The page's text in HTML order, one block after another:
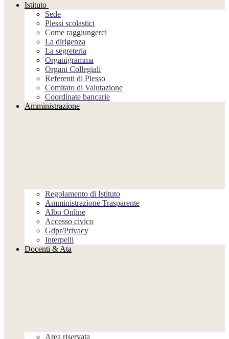
Istituto
Sede
Plessi scolastici
Come raggiungerci
La dirigenza
La segreteria
Organigramma
Organi Collegiali
Referenti di Plesso
Comitato di Valutazione
Coordinate bancarie
Amministrazione
Regolamento di Istituto
Amministrazione Trasparente
Albo Online
Accesso civico
Gdpr/Privacy
Interpelli
Docenti & Ata
Area riservata